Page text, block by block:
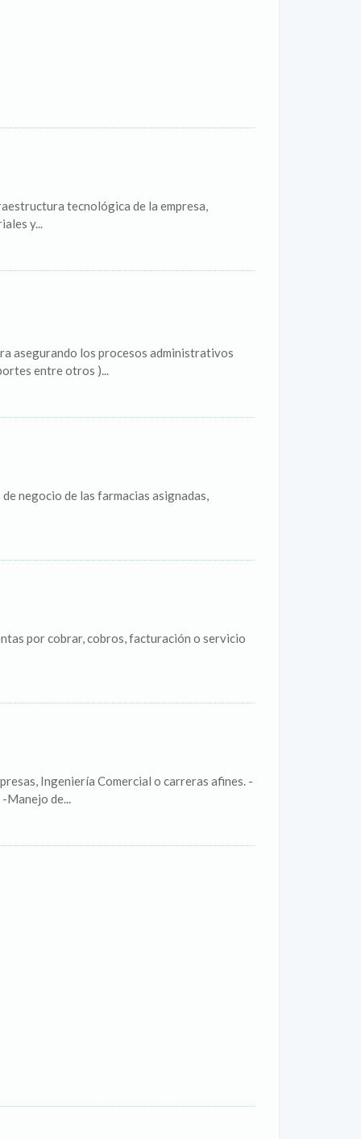
tecnológica de la empresa,
y...
asegurando los procesos administrativos
entre otros )...
negocio de las farmacias asignadas,
por cobrar, cobros, facturación o servicio
Ingeniería Comercial o carreras afines. -
Manejo de...